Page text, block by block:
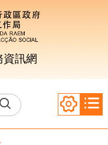
資訊網